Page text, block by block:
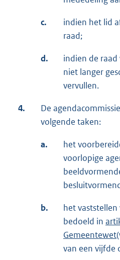
c.
indien het lid
raad;
d.
indien de
niet langer
vervullen.
4.
De
volgende taken:
a.
het
voorlopige
b.
het
bedoeld in
Gemeentewet
van een vijfde